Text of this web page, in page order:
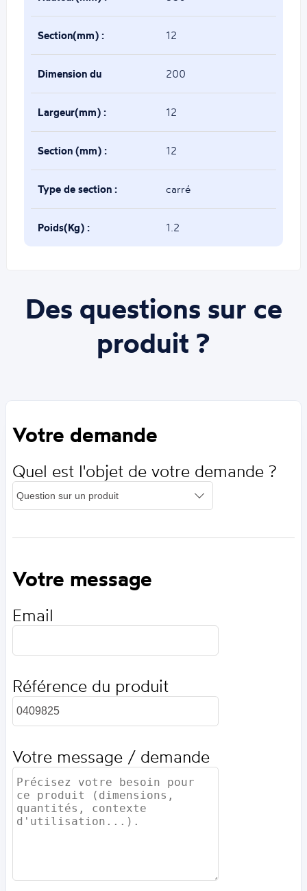
Section(mm) : 12
Dimension du
décor(mm) :
200
Largeur(mm) : 12
Section (mm) : 12
Type de section : carré
Poids(Kg) : 1.2
Des questions sur ce
produit ?
Votre demande
Quel est l'objet de votre demande ?
Votre message
Email
Référence du produit
Votre message / demande